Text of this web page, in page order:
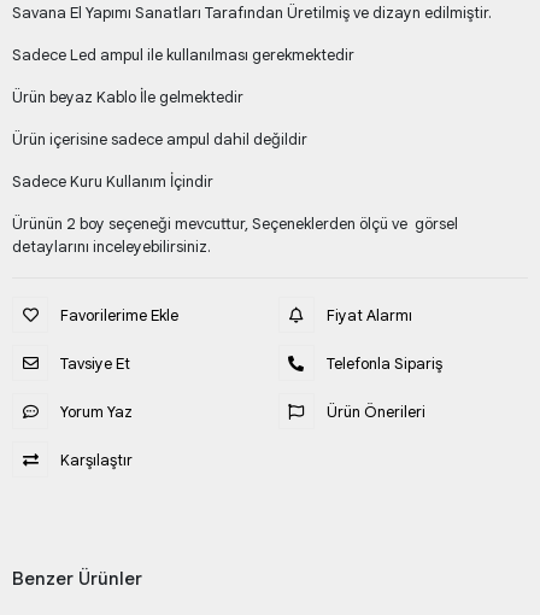
Savana El Yapımı Sanatları Tarafından Üretilmiş ve dizayn edilmiştir.
Sadece Led ampul ile kullanılması gerekmektedir
Ürün beyaz Kablo İle gelmektedir
Ürün içerisine sadece ampul dahil değildir
Sadece Kuru Kullanım İçindir
Ürünün 2 boy seçeneği mevcuttur, Seçeneklerden ölçü ve görsel
detaylarını inceleyebilirsiniz.
Favorilerime Ekle
Tavsiye Et
Yorum Yaz
Karşılaştır
Fiyat Alarmı
Telefonla Sipariş
Ürün Önerileri
Benzer Ürünler